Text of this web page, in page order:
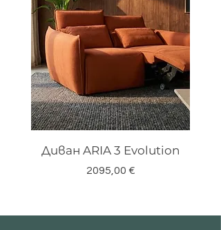
Диван ARIA 3 Evolution
Цена
2095,00 €